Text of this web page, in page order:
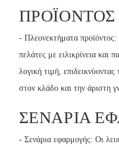
ΠΡΟΪΌΝΤΟΣ
- Πλεονεκτήματα
πελάτες με ειλικρίνεια και
λογική τιμή,
στον κλάδο και την άριστη
ΣΕΝΆΡΙΑ
- Σενάρια εφαρμογής: Οι